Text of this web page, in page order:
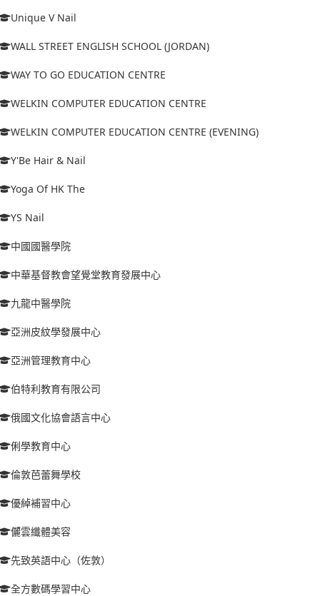
Unique V Nail
WALL STREET ENGLISH SCHOOL (JORDAN)
WAY TO GO EDUCATION CENTRE
WELKIN COMPUTER EDUCATION CENTRE
WELKIN COMPUTER EDUCATION CENTRE (EVENING)
Y'Be Hair & Nail
Yoga Of HK The
YS Nail
中國國醫學院
中華基督教會望覺堂教育發展中心
九龍中醫學院
亞洲皮紋學發展中心
亞洲管理教育中心
伯特利教育有限公司
俄國文化協會語言中心
俐學教育中心
倫敦芭蕾舞學校
優綽補習中心
儷雲纖體美容
先致英語中心（佐敦）
全方數碼學習中心